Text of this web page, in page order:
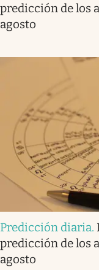
predicción de los
agosto
Predicción diaria.
predicción de los
agosto